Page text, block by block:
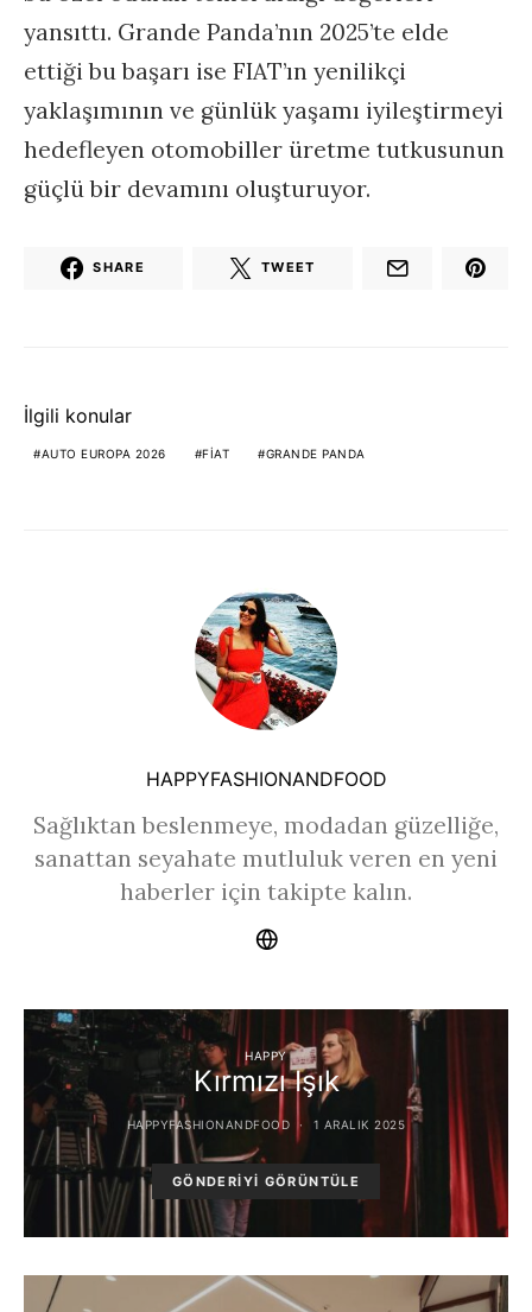
yansıttı. Grande Panda’nın 2025’te elde
ettiği bu başarı ise FIAT’ın yenilikçi
yaklaşımının ve günlük yaşamı iyileştirmeyi
hedefleyen otomobiller üretme tutkusunun
güçlü bir devamını oluşturuyor.
SHARE TWEET
İlgili konular
AUTO EUROPA 2026 FIAT GRANDE PANDA
HAPPYFASHIONANDFOOD
Sağlıktan beslenmeye, modadan güzelliğe,
sanattan seyahate mutluluk veren en yeni
haberler için takipte kalın.
HAPPY
Kırmızı Işık
HAPPYFASHIONANDFOOD 1 ARALIK 2025
GÖNDERIYI GÖRÜNTÜLE